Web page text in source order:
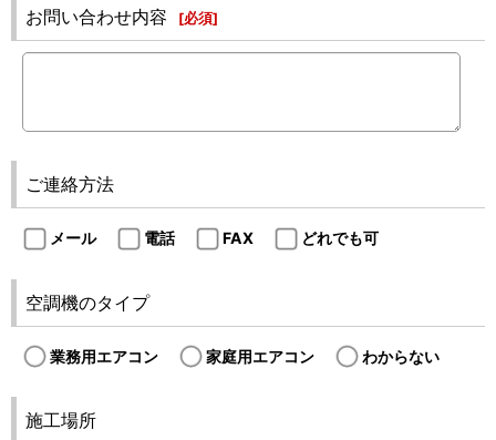
お問い合わせ内容 [必須]
ご連絡方法
メール 電話 FAX どれでも可
空調機のタイプ
業務用エアコン 家庭用エアコン わからない
施工場所